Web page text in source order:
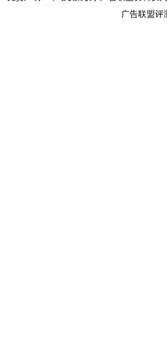
广告联盟评